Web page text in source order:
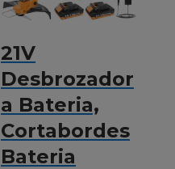
21V
Desbrozador
a Bateria,
Cortabordes
Bateria